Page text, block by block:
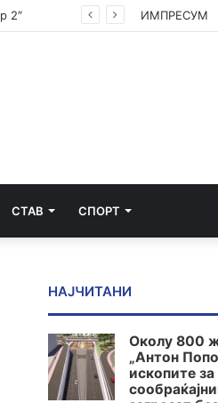
ИМПРЕСУМ
СТАВ СПОРТ
НАЈЧИТАНИ
Околу 800
„Антон
ископите